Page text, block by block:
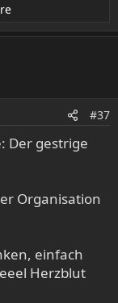
#37
Der gestrige
Organisation
einfach
Herzblut